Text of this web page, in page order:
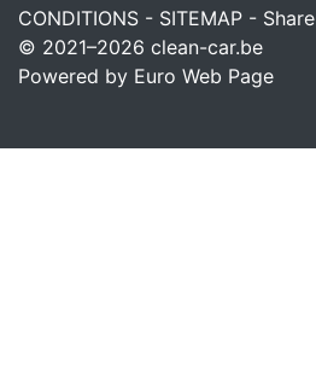
CONDITIONS - SITEMAP - Share
© 2021–2026 clean-car.be
Powered by Euro Web Page